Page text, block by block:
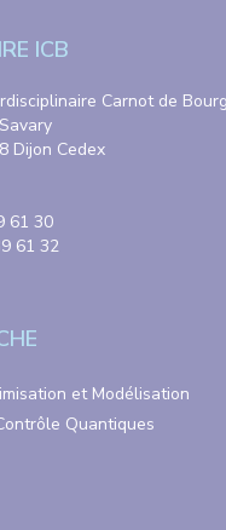
ICB
Carnot de
Dijon Cedex
61 30
61 32
et Modélisation
Quantiques